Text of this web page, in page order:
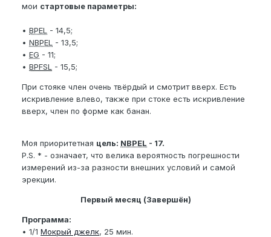
мои стартовые параметры:
• BPEL
- 14,5;
• NBPEL
- 13,5;
• EG - 11;
• BPFSL - 15,5;
При стояке член очень твёрдый и смотрит вверх. Есть
искривление влево, также при стоке есть искривление
вверх, член по форме как банан.
Моя приоритетная цель: NBPEL - 17.
P.S. * - означает, что велика вероятность погрешности
измерений из-за разности внешних условий и самой
эрекции.
Первый месяц (Завершён)
Программа:
• 1/1 Мокрый джелк, 25 мин.